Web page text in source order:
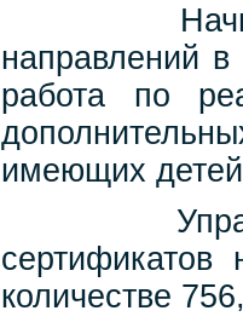
направлений
работа по
имеющих
количестве